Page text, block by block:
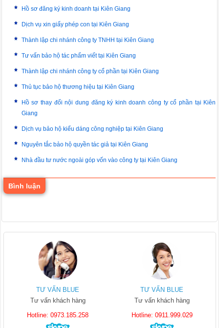
Hồ sơ đăng ký kinh doanh tại Kiên Giang
Dịch vụ xin giấy phép con tại Kiên Giang
Thành lập chi nhánh công ty TNHH tại Kiên Giang
Tư vấn bảo hộ tác phẩm viết tại Kiên Giang
Thành lập chi nhánh công ty cổ phần tại Kiên Giang
Thủ tục bảo hộ thương hiệu tại Kiên Giang
Hồ sơ thay đổi nội dung đăng ký kinh doanh công ty cổ phần tại Kiên
Giang
Dịch vụ bảo hộ kiểu dáng công nghiệp tại Kiên Giang
Nguyên tắc bảo hộ quyền tác giả tại Kiên Giang
Nhà đầu tư nước ngoài góp vốn vào công ty tại Kiên Giang
Bình luận
TƯ VẤN BLUE
Tư vấn khách hàng
Hotline: 0973.185.258
TƯ VẤN BLUE
Tư vấn khách hàng
Hotline: 0911.999.029